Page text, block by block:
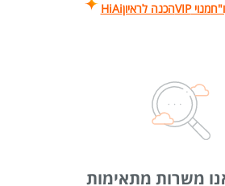
מנוי VIP הכנה לראיוןHiAi
משרות מתאימות